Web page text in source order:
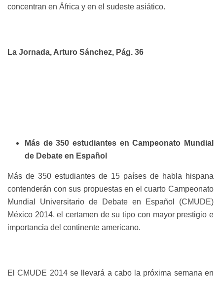
concentran en África y en el sudeste asiático.
La Jornada, Arturo Sánchez, Pág. 36
Más de 350 estudiantes en Campeonato Mundial
de Debate en Español
Más de 350 estudiantes de 15 países de habla hispana
contenderán con sus propuestas en el cuarto Campeonato
Mundial Universitario de Debate en Español (CMUDE)
México 2014, el certamen de su tipo con mayor prestigio e
importancia del continente americano.
El CMUDE 2014 se llevará a cabo la próxima semana en